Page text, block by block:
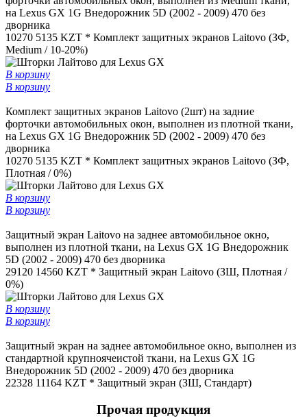
на Lexus GX 1G Внедорожник 5D (2002 - 2009) 470 без
дворника
10270 5135 KZT * Комплект защитных экранов Laitovo (ЗФ,
Medium / 10-20%)
В корзину
В корзину
Комплект защитных экранов Laitovo (2шт) на задние
форточки автомобильных окон, выполнен из плотной ткани,
на Lexus GX 1G Внедорожник 5D (2002 - 2009) 470 без
дворника
10270 5135 KZT * Комплект защитных экранов Laitovo (ЗФ,
Плотная / 0%)
В корзину
В корзину
Защитный экран Laitovo на заднее автомобильное окно,
выполнен из плотной ткани, на Lexus GX 1G Внедорожник
5D (2002 - 2009) 470 без дворника
29120 14560 KZT * Защитный экран Laitovo (ЗШ, Плотная /
0%)
В корзину
В корзину
Защитный экран на заднее автомобильное окно, выполнен из
стандартной крупноячеистой ткани, на Lexus GX 1G
Внедорожник 5D (2002 - 2009) 470 без дворника
22328 11164 KZT * Защитный экран (ЗШ, Стандарт)
Прочая продукция